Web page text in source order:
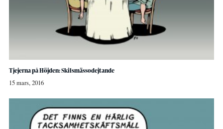
Tjejerna på Höjden: Skilsmässodejtande
15 mars, 2016